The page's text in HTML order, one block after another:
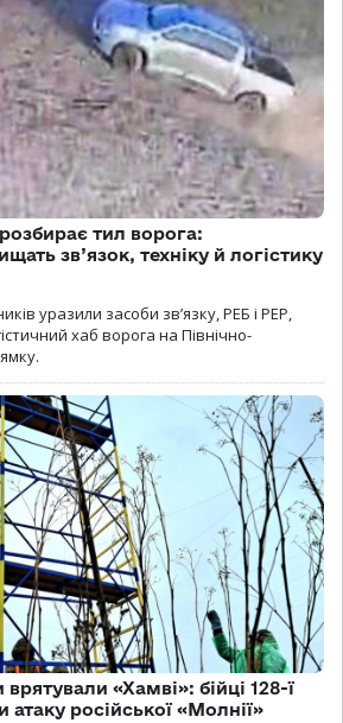
тил ворога:
зв’язок, техніку й логістику
уразили засоби зв’язку, РЕБ і РЕР,
хаб ворога на Північно-
«Хамві»: бійці 128-ї
російської «Молнії»